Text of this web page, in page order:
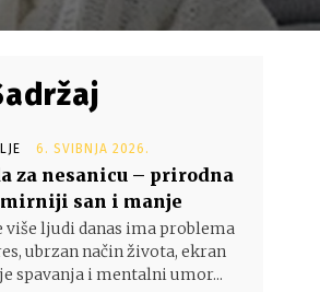
6. SVIBNJA 2026.
za nesanicu – prirodna
mirniji san i manje
više ljudi danas ima problema
ubrzan način života, ekran
spavanja i mentalni umor...